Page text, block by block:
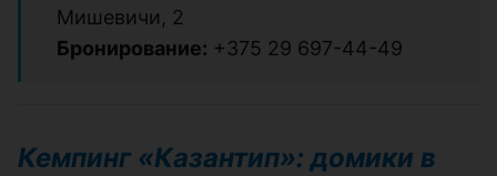
Мишевичи, 2
Бронирование: +375 29 697-44-49
Кемпинг «Казантип»: домики в